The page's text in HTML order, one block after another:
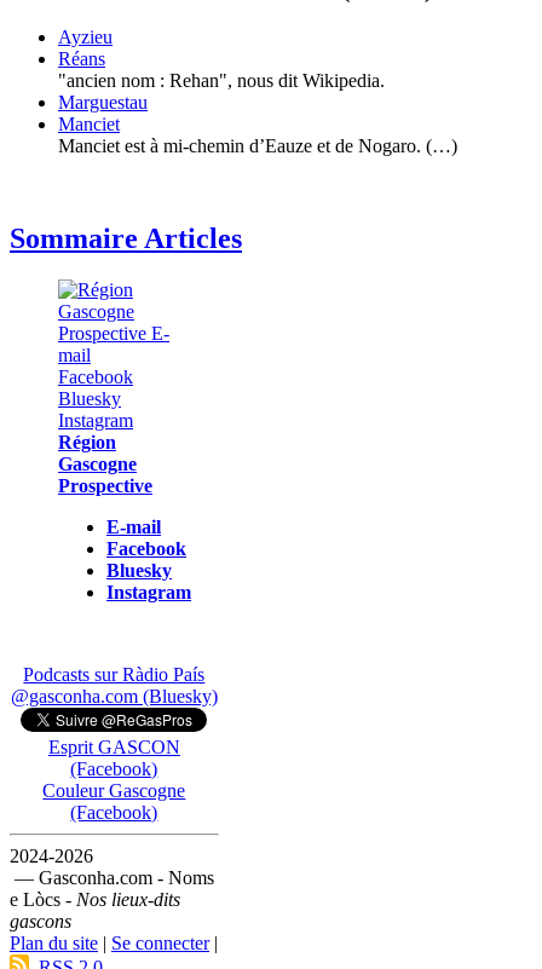
Ayzieu
Réans
"ancien nom : Rehan", nous dit Wikipedia.
Marguestau
Manciet
Manciet est à mi-chemin d’Eauze et de Nogaro. (…)
Sommaire Articles
Région
Gascogne
Prospective
E-mail
Facebook
Bluesky
Instagram
Podcasts sur Ràdio País
@gasconha.com (Bluesky)
Esprit GASCON
(Facebook)
Couleur Gascogne
(Facebook)
2024-2026
— Gasconha.com - Noms
e Lòcs - Nos lieux-dits
gascons
Plan du site | Se connecter|